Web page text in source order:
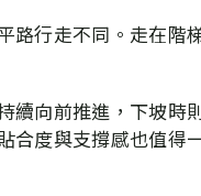
路行走不同。走在階
續向前推進，下坡時
合度與支撐感也值得